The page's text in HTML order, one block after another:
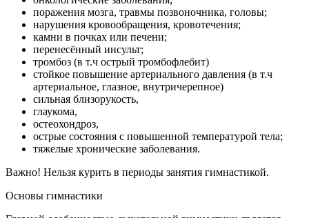
поражения мозга, травмы позвоночника, головы;
нарушения кровообращения, кровотечения;
камни в почках или печени;
перенесённый инсульт;
тромбоз (в т.ч острый тромбофлебит)
стойкое повышение артериального давления (в т.ч
артериальное, глазное, внутричерепное)
сильная близорукость,
глаукома,
остеохондроз,
острые состояния с повышенной температурой тела;
тяжелые хронические заболевания.
Важно! Нельзя курить в периоды занятия гимнастикой.
Основы гимнастики